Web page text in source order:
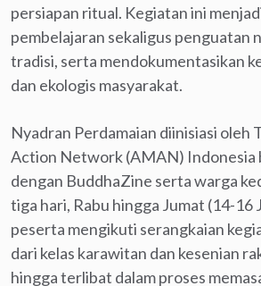
persiapan ritual. Kegiatan ini
pembelajaran sekaligus penguatan
tradisi, serta mendokumentasikan
dan ekologis masyarakat.
Nyadran Perdamaian diinisiasi oleh
Action Network (AMAN) Indonesia
dengan BuddhaZine serta warga
tiga hari, Rabu hingga Jumat (14-16
peserta mengikuti serangkaian
dari kelas karawitan dan kesenian
hingga terlibat dalam proses